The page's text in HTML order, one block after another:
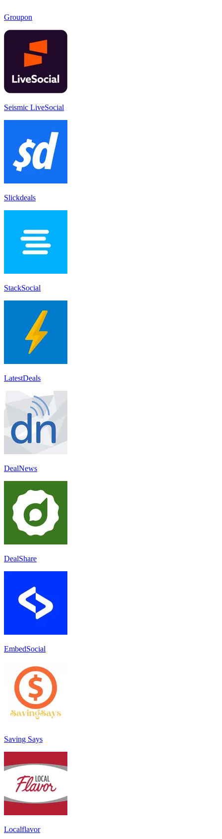
Groupon
Seismic LiveSocial
Slickdeals
StackSocial
LatestDeals
DealNews
DealShare
EmbedSocial
Saving Says
Localflavor